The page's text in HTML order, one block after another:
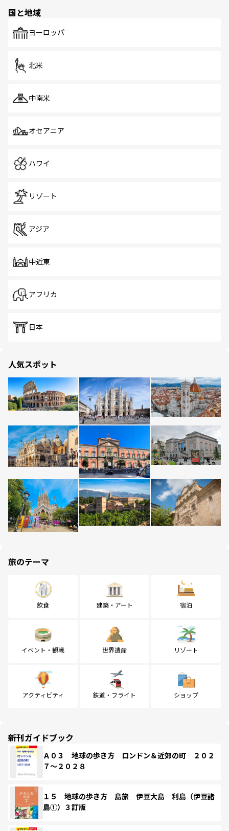
で、ホーカーズは地元の風情を楽しめる外せないスポット
国と地域
ヨーロッパ
北米
中南米
オセアニア
ハワイ
リゾート
アジア
中近東
アフリカ
日本
人気スポット
旅のテーマ
飲食 建築・アート 宿泊
イベント・観戦 世界遺産 リゾート
アクティビティ 鉄道・フライト ショップ
新刊ガイドブック
Ａ０３ 地球の歩き方 ロンドン＆近郊の町 ２０２
７～２０２８
１５ 地球の歩き方 島旅 伊豆大島 利島（伊豆諸
島①）３訂版